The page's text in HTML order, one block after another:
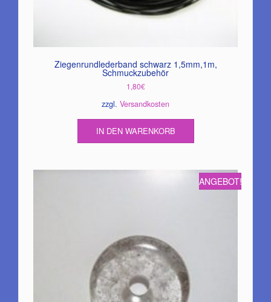
Ziegenrundlederband schwarz 1,5mm,1m,
Schmuckzubehör
1,80€
zzgl. Versandkosten
IN DEN WARENKORB
ANGEBOT!